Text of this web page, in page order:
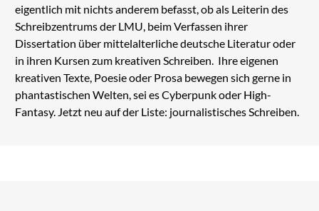
eigentlich mit nichts anderem befasst, ob als Leiterin des
Schreibzentrums der LMU, beim Verfassen ihrer
Dissertation über mittelalterliche deutsche Literatur oder
in ihren Kursen zum kreativen Schreiben. Ihre eigenen
kreativen Texte, Poesie oder Prosa bewegen sich gerne in
phantastischen Welten, sei es Cyberpunk oder High-
Fantasy. Jetzt neu auf der Liste: journalistisches Schreiben.